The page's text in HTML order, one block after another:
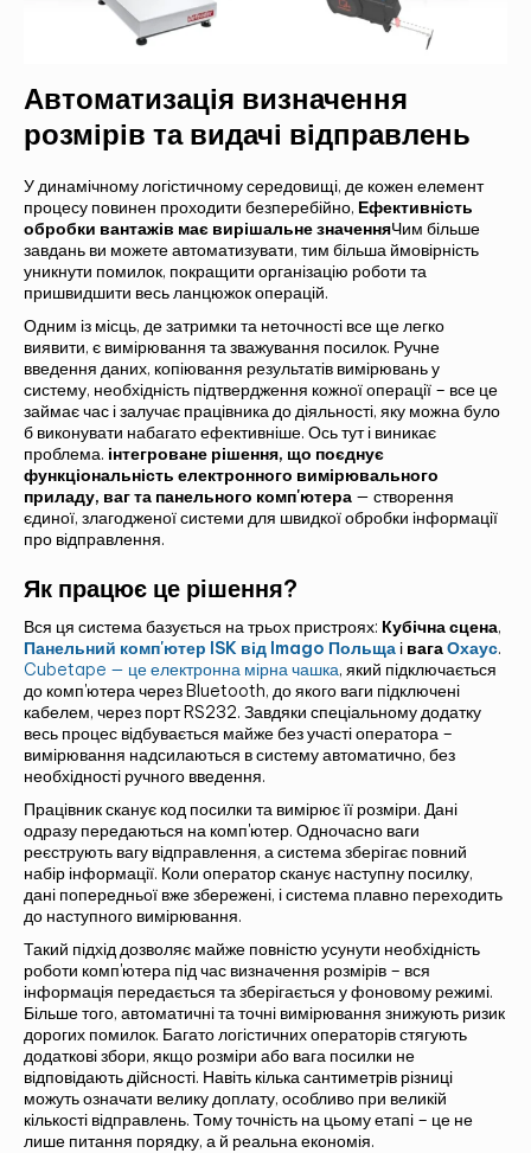
Автоматизація визначення
розмірів та видачі відправлень
У динамічному логістичному середовищі, де кожен елемент
процесу повинен проходити безперебійно, Ефективність
обробки вантажів має вирішальне значенняЧим більше
завдань ви можете автоматизувати, тим більша ймовірність
уникнути помилок, покращити організацію роботи та
пришвидшити весь ланцюжок операцій.
Одним із місць, де затримки та неточності все ще легко
виявити, є вимірювання та зважування посилок. Ручне
введення даних, копіювання результатів вимірювань у
систему, необхідність підтвердження кожної операції – все це
займає час і залучає працівника до діяльності, яку можна було
б виконувати набагато ефективніше. Ось тут і виникає
проблема. інтегроване рішення, що поєднує
функціональність електронного вимірювального
приладу, ваг та панельного комп'ютера — створення
єдиної, злагодженої системи для швидкої обробки інформації
про відправлення.
Як працює це рішення?
Вся ця система базується на трьох пристроях: Кубічна сцена,
Панельний комп'ютер ISK від Imago Польща і вагаОхаус.
Cubetape — це електронна мірна чашка, який підключається
до комп'ютера через Bluetooth, до якого ваги підключені
кабелем, через порт RS232. Завдяки спеціальному додатку
весь процес відбувається майже без участі оператора –
вимірювання надсилаються в систему автоматично, без
необхідності ручного введення.
Працівник сканує код посилки та вимірює її розміри. Дані
одразу передаються на комп'ютер. Одночасно ваги
реєструють вагу відправлення, а система зберігає повний
набір інформації. Коли оператор сканує наступну посилку,
дані попередньої вже збережені, і система плавно переходить
до наступного вимірювання.
Такий підхід дозволяє майже повністю усунути необхідність
роботи комп'ютера під час визначення розмірів – вся
інформація передається та зберігається у фоновому режимі.
Більше того, автоматичні та точні вимірювання знижують ризик
дорогих помилок. Багато логістичних операторів стягують
додаткові збори, якщо розміри або вага посилки не
відповідають дійсності. Навіть кілька сантиметрів різниці
можуть означати велику доплату, особливо при великій
кількості відправлень. Тому точність на цьому етапі – це не
лише питання порядку, а й реальна економія.